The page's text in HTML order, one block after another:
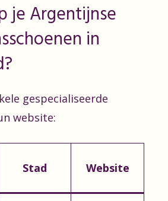
je Argentijnse
in
gespecialiseerde
website:
Stad Website